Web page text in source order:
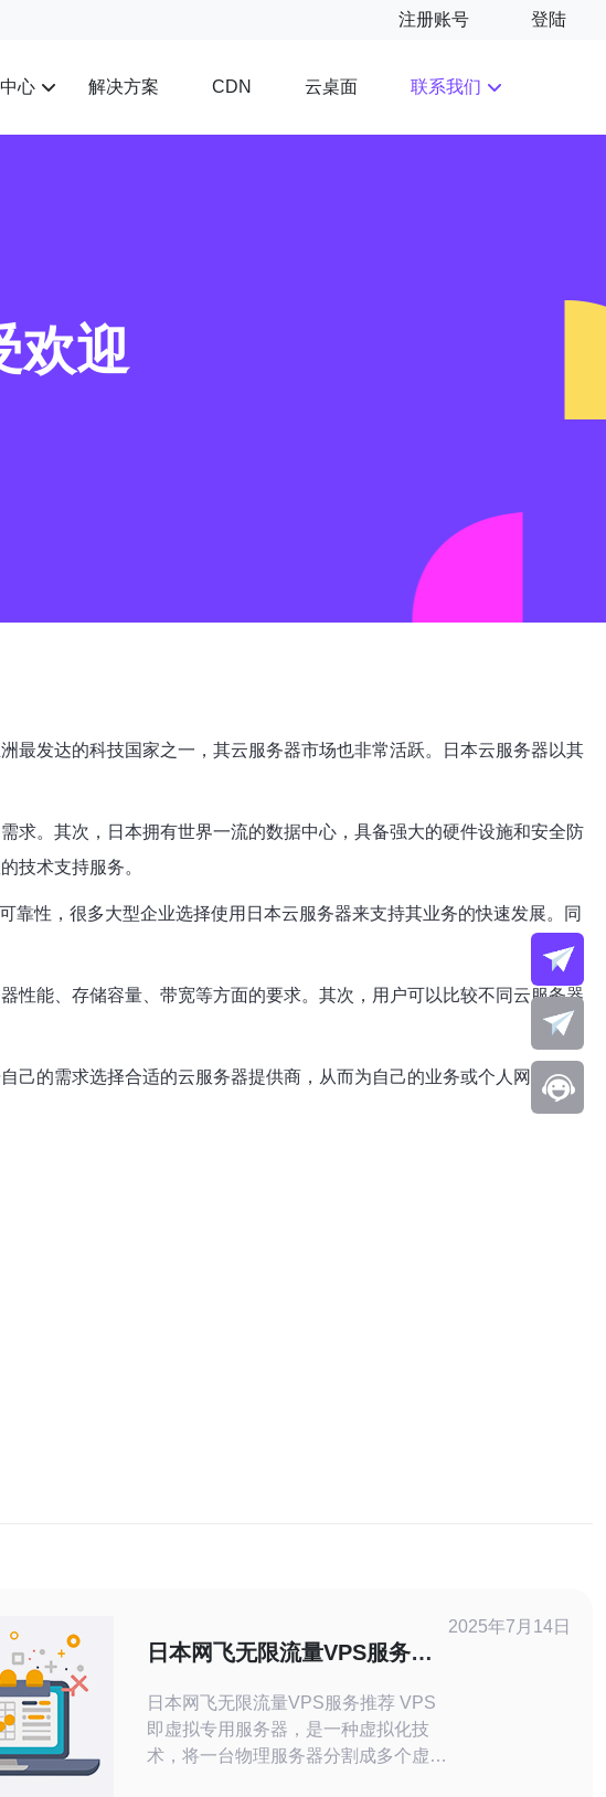
注册账号 登陆
心 解决方案 CDN 云桌面 联系我们
欢迎
最发达的科技国家之一，其云服务器市场也非常活跃。日本云服务器以其
求。其次，日本拥有世界一流的数据中心，具备强大的硬件设施和安全防
技术支持服务。
性，很多大型企业选择使用日本云服务器来支持其业务的快速发展。同
性能、存储容量、带宽等方面的要求。其次，用户可以比较不同云服务器
的需求选择合适的云服务器提供商，从而为自己的业务或个人网站提供
日本网飞无限流量VPS服务推
日本网飞无限流量VPS服务推荐 VPS
即虚拟专用服务器，是一种虚拟化技
术，将一台物理服务器分割成多个虚拟
2025年7月14日